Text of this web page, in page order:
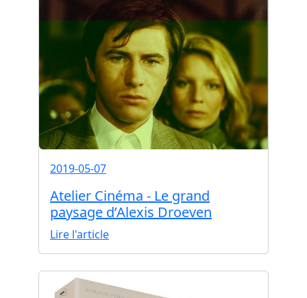
2019-05-07
Atelier Cinéma - Le grand
paysage d’Alexis Droeven
Lire l'article